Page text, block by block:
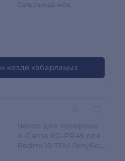
Сатылымда жоқ
кезде хабарлаңыз